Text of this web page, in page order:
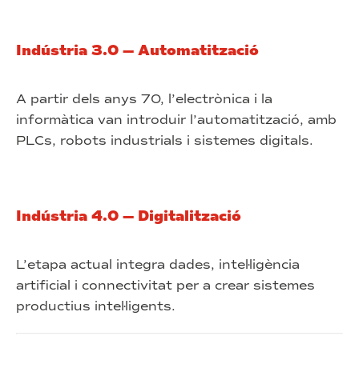
Indústria 3.0 — Automatització
A partir dels anys 70, l’electrònica i la
informàtica van introduir l’automatització, amb
PLCs, robots industrials i sistemes digitals.
Indústria 4.0 — Digitalització
L’etapa actual integra dades, intel·ligència
artificial i connectivitat per a crear sistemes
productius intel·ligents.